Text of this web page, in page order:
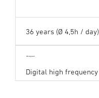
36 years (Ø 4,5h / day)
HF digital24
Digital high frequency